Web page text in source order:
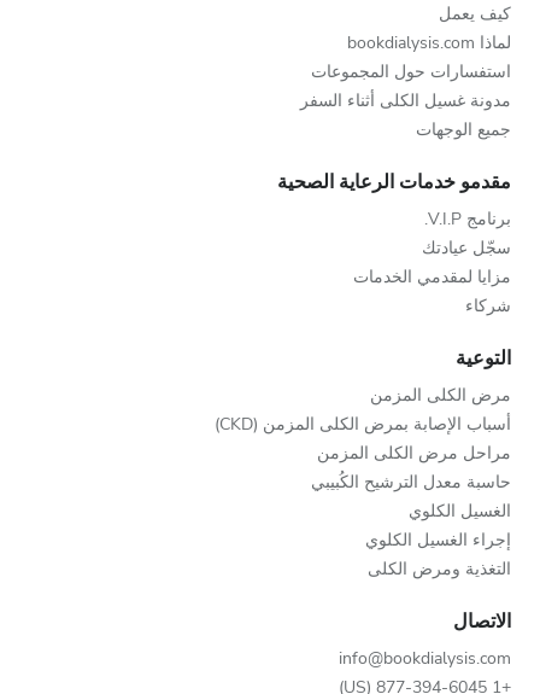
كيف يعمل
لماذا bookdialysis.com
استفسارات حول المجموعات
مدونة غسيل الكلى أثناء السفر
جميع الوجهات
مقدمو خدمات الرعاية الصحية
برنامج V.I.P.
سجّل عيادتك
مزايا لمقدمي الخدمات
شركاء
التوعية
مرض الكلى المزمن
أسباب الإصابة بمرض الكلى المزمن (CKD)
مراحل مرض الكلى المزمن
حاسبة معدل الترشيح الكُبيبي
الغسيل الكلوي
إجراء الغسيل الكلوي
التغذية ومرض الكلى
الاتصال
info@bookdialysis.com
+1 877-394-6045 (US)